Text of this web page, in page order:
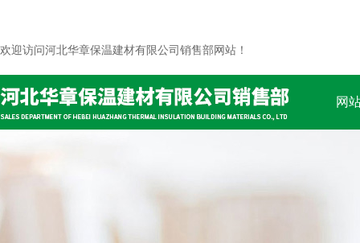
欢迎访问河北华章保温建材有限公司销售部网站！
网